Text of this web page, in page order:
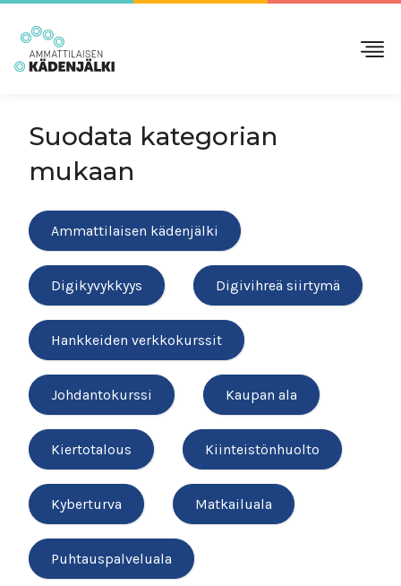
Suodata kategorian
mukaan
Ammattilaisen kädenjälki
Digikyvykkyys Digivihreä siirtymä
Hankkeiden verkkokurssit
Johdantokurssi Kaupan ala
Kiertotalous Kiinteistönhuolto
Kyberturva Matkailuala
Puhtauspalveluala